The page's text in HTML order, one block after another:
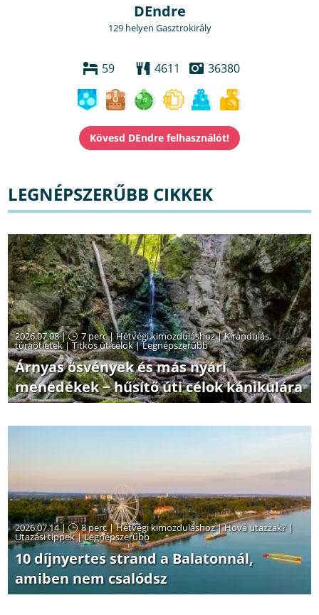
DEndre
129 helyen Gasztrokirály
59 4611 36380
LEGNÉPSZERŰBB CIKKEK
2026.07.08 | 7 perc|Hétvégi kimozduláshoz|Kirándulás,
túraötletek|Titkos úticélok|Legnépszerűbb
Árnyas ösvények és más nyári
menedékek − hűsítő úti célok kánikulára
2026.07.14 | 8 perc|Hétvégi kimozduláshoz|Hová utazzak? |
Utazási tippek|Legnépszerűbb
10 díjnyertes strand a Balatonnál,
amiben nem csalódsz